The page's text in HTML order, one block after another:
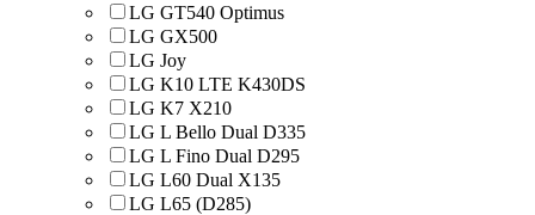
LG GT540 Optimus
LG GX500
LG Joy
LG K10 LTE K430DS
LG K7 X210
LG L Bello Dual D335
LG L Fino Dual D295
LG L60 Dual X135
LG L65 (D285)